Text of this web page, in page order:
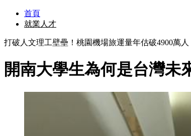
首頁
就業人才
打破人文理工壁壘！桃園機場旅運量年估破4900萬
開南大學生為何是台灣未